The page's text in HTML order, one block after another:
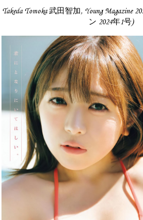
Takeda Tomoka 武田智加, Young Magazine
ン 2024年1号)